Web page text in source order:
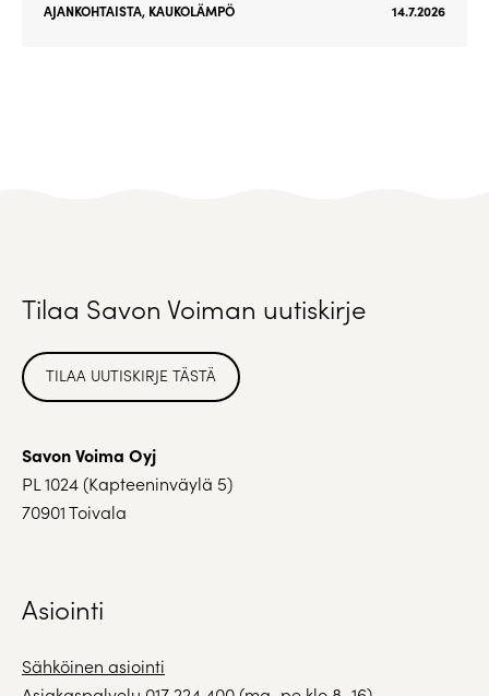
AJANKOHTAISTA, KAUKOLÄMPÖ 14.7.2026
Tilaa Savon Voiman uutiskirje
TILAA UUTISKIRJE TÄSTÄ
Savon Voima Oyj
PL 1024 (Kapteeninväylä 5)
70901 Toivala
Asiointi
Sähköinen asiointi